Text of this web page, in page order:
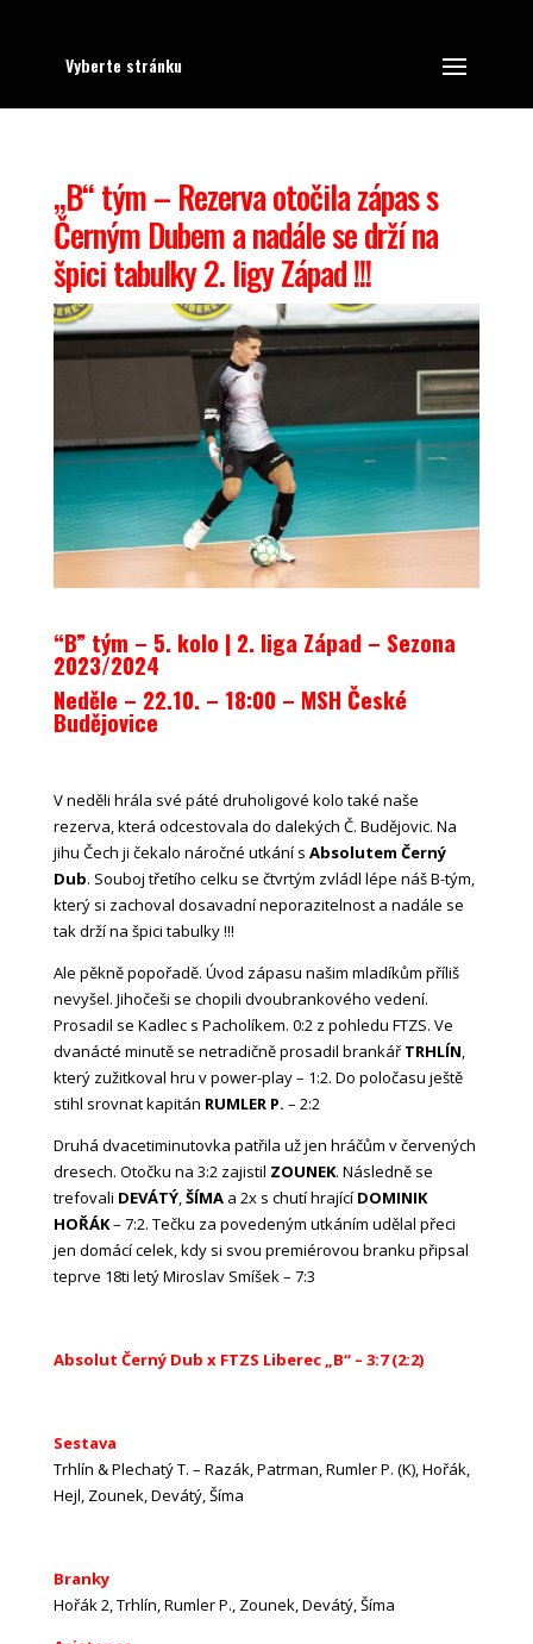
Vyberte stránku
„B“ tým – Rezerva otočila zápas s
Černým Dubem a nadále se drží na
špici tabulky 2. ligy Západ !!!
“B” tým – 5. kolo | 2. liga Západ – Sezona
2023/2024
Neděle – 22.10. – 18:00 – MSH České
Budějovice
V neděli hrála své páté druholigové kolo také naše
rezerva, která odcestovala do dalekých Č. Budějovic. Na
jihu Čech ji čekalo náročné utkání s Absolutem Černý
Dub. Souboj třetího celku se čtvrtým zvládl lépe náš B-tým,
který si zachoval dosavadní neporazitelnost a nadále se
tak drží na špici tabulky !!!
Ale pěkně popořadě. Úvod zápasu našim mladíkům příliš
nevyšel. Jihočeši se chopili dvoubrankového vedení.
Prosadil se Kadlec s Pacholíkem. 0:2 z pohledu FTZS. Ve
dvanácté minutě se netradičně prosadil brankář TRHLÍN,
který zužitkoval hru v power-play – 1:2. Do poločasu ještě
stihl srovnat kapitán RUMLER P. – 2:2
Druhá dvacetiminutovka patřila už jen hráčům v červených
dresech. Otočku na 3:2 zajistil ZOUNEK. Následně se
trefovali DEVÁTÝ,ŠÍMAa 2x s chutí hrající DOMINIK
HOŘÁK– 7:2. Tečku za povedeným utkáním udělal přeci
jen domácí celek, kdy si svou premiérovou branku připsal
teprve 18ti letý Miroslav Smíšek – 7:3
Absolut Černý Dub x FTZS Liberec „B“ – 3:7 (2:2)
Sestava
Trhlín & Plechatý T. – Razák, Patrman, Rumler P. (K), Hořák,
Hejl, Zounek, Devátý, Šíma
Branky
Hořák 2, Trhlín, Rumler P., Zounek, Devátý, Šíma